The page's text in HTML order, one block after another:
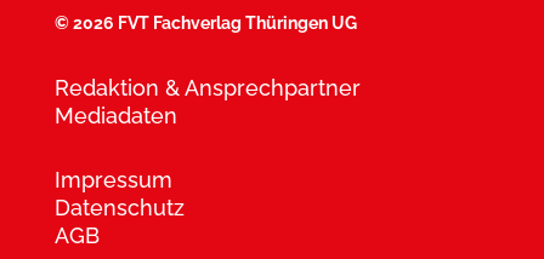
©2026 FVT Fachverlag Thüringen UG
Redaktion & Ansprechpartner
Mediadaten
Impressum
Datenschutz
AGB